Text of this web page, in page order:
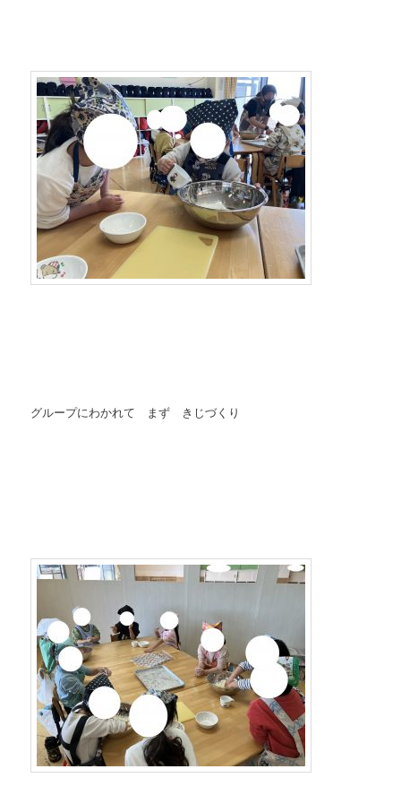
グループにわかれて まず きじづくり